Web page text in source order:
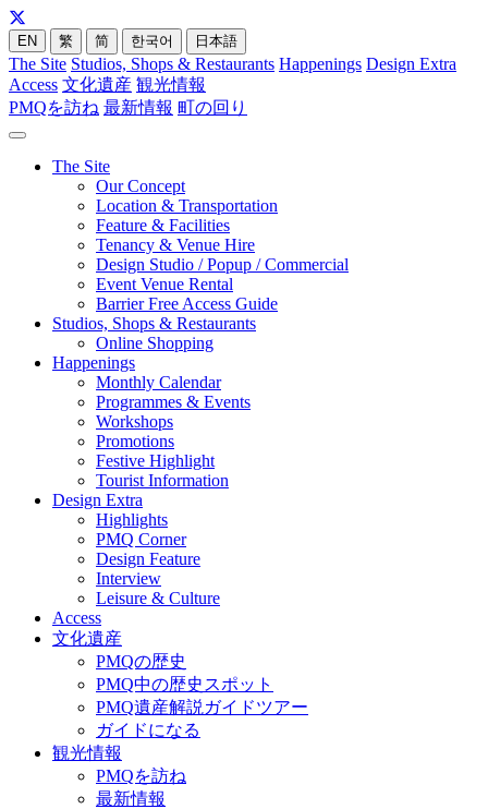
EN 繁 简 한국어 日本語
The Site Studios, Shops & Restaurants Happenings Design Extra
Access 文化遺産 観光情報
PMQを訪ね 最新情報 町の回り
The Site
Our Concept
Location & Transportation
Feature & Facilities
Tenancy & Venue Hire
Design Studio / Popup / Commercial
Event Venue Rental
Barrier Free Access Guide
Studios, Shops & Restaurants
Online Shopping
Happenings
Monthly Calendar
Programmes & Events
Workshops
Promotions
Festive Highlight
Tourist Information
Design Extra
Highlights
PMQ Corner
Design Feature
Interview
Leisure & Culture
Access
文化遺産
PMQの歴史
PMQ中の歴史スポット
PMQ遺産解説ガイドツアー
ガイドになる
観光情報
PMQを訪ね
最新情報